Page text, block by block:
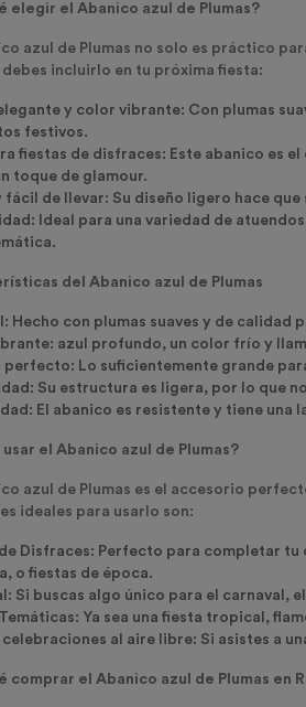
elegir el Abanico azul de Plumas?
azul de Plumas no solo es práctico
incluirlo en tu próxima fiesta:
y color vibrante: Con plumas
festivos.
fiestas de disfraces: Este abanico es
toque de glamour.
fácil de llevar: Su diseño ligero hace
Ideal para una variedad de
del Abanico azul de Plumas
Hecho con plumas suaves y de calidad
azul profundo, un color frío y
perfecto: Lo suficientemente grande
Su estructura es ligera, por lo que
El abanico es resistente y tiene una
usar el Abanico azul de Plumas?
azul de Plumas es el accesorio
ideales para usarlo son:
Disfraces: Perfecto para completar tu
o fiestas de época.
Si buscas algo único para el carnaval,
Ya sea una fiesta tropical,
celebraciones al aire libre: Si asistes a
comprar el Abanico azul de Plumas en